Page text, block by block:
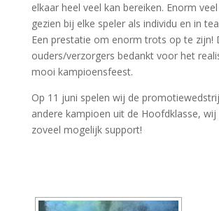
elkaar heel veel kan bereiken. Enorm
gezien bij elke speler als individu en in
Een prestatie om enorm trots op te zijn!
ouders/verzorgers bedankt voor het
mooi kampioensfeest.
Op 11 juni spelen wij de
andere kampioen uit de Hoofdklasse,
zoveel mogelijk support!